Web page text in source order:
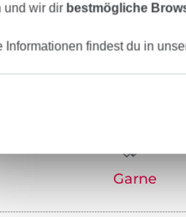
Garne
und wir dir bestmögliche
Informationen findest du in